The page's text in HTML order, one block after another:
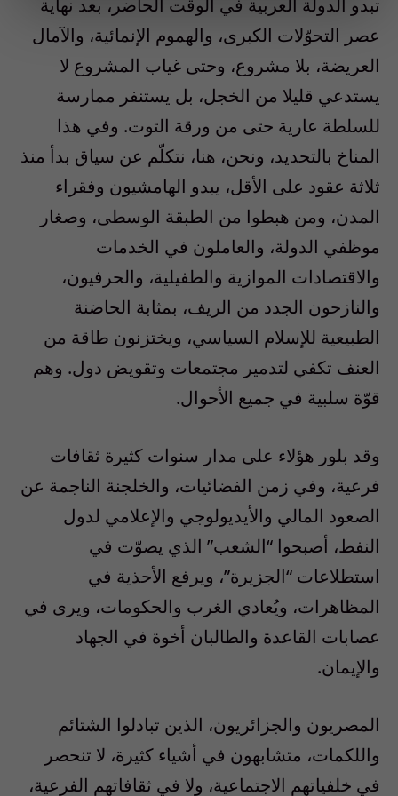
تبدو الدولة العربية في الوقت الحاضر، بعد نهاية
عصر التحوّلات الكبرى، والهموم الإنمائية، والآمال
العريضة، بلا مشروع، وحتى غياب المشروع لا
يستدعي قليلا من الخجل، بل يستنفر ممارسة
للسلطة عارية حتى من ورقة التوت. وفي هذا
المناخ بالتحديد، ونحن، هنا، نتكلّم عن سياق بدأ منذ
ثلاثة عقود على الأقل، يبدو الهامشيون وفقراء
المدن، ومن هبطوا من الطبقة الوسطى، وصغار
موظفي الدولة، والعاملون في الخدمات
والاقتصادات الموازية والطفيلية، والحرفيون،
والنازحون الجدد من الريف، بمثابة الحاضنة
الطبيعية للإسلام السياسي، ويختزنون طاقة من
العنف تكفي لتدمير مجتمعات وتقويض دول. وهم
قوّة سلبية في جميع الأحوال.
وقد بلور هؤلاء على مدار سنوات كثيرة ثقافات
فرعية، وفي زمن الفضائيات، والخلجنة الناجمة عن
الصعود المالي والأيديولوجي والإعلامي لدول
النفط، أصبحوا “الشعب” الذي يصوّت في
استطلاعات “الجزيرة”، ويرفع الأحذية في
المظاهرات، ويُعادي الغرب والحكومات، ويرى في
عصابات القاعدة والطالبان أخوة في الجهاد
والإيمان.
المصريون والجزائريون، الذين تبادلوا الشتائم
واللكمات، متشابهون في أشياء كثيرة، لا تنحصر
في خلفياتهم الاجتماعية، ولا في ثقافاتهم الفرعية،